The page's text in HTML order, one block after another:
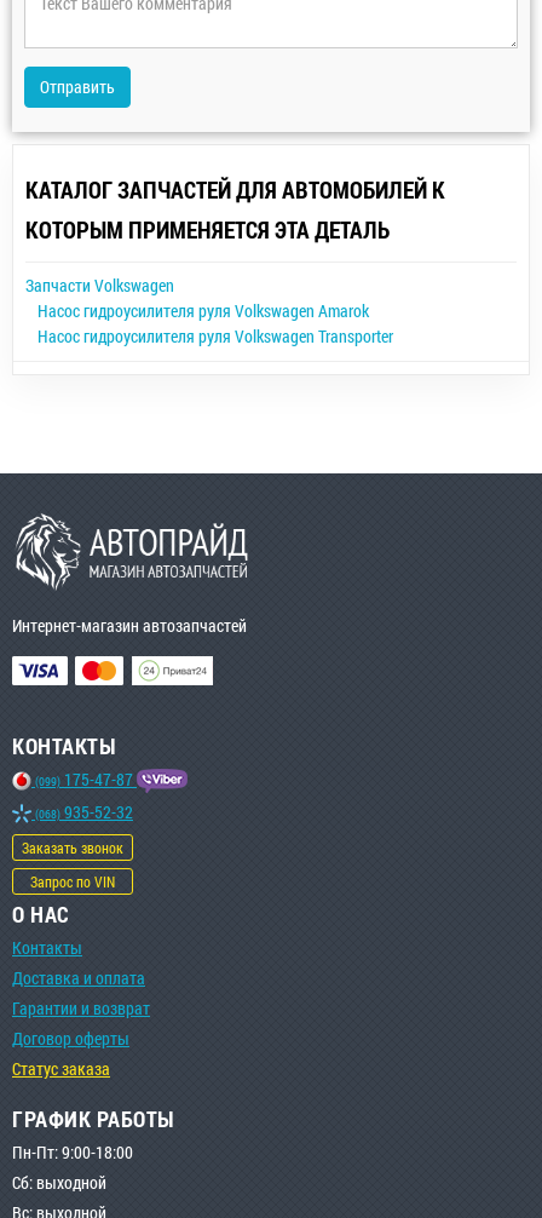
Отправить
КАТАЛОГ ЗАПЧАСТЕЙ ДЛЯ АВТОМОБИЛЕЙ К
КОТОРЫМ ПРИМЕНЯЕТСЯ ЭТА ДЕТАЛЬ
Запчасти Volkswagen
Насос гидроусилителя руля Volkswagen Amarok
Насос гидроусилителя руля Volkswagen Transporter
Интернет-магазин автозапчастей
КОНТАКТЫ
(099) 175-47-87
(068) 935-52-32
Заказать звонок
Запрос по VIN
О НАС
Контакты
Доставка и оплата
Гарантии и возврат
Договор оферты
Статус заказа
ГРАФИК РАБОТЫ
Пн-Пт: 9:00-18:00
Сб: выходной
Вс: выходной